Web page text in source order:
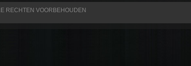
RECHTEN VOORBEHOUDEN